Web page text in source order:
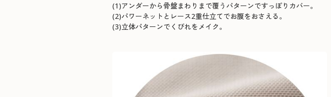
(1)アンダーから骨盤まわりまで覆うパターンですっぽりカバー。
(2)パワーネットとレース2重仕立てでお腹をおさえる。
(3)立体パターンでくびれをメイク。